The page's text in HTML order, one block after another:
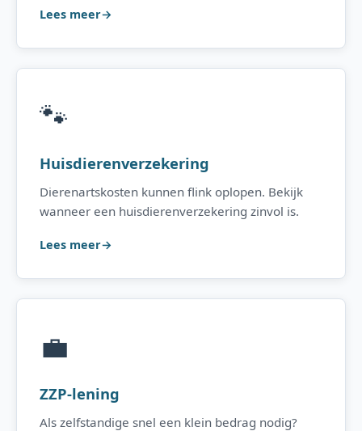
Lees meer
🐾
Huisdierenverzekering
Dierenartskosten kunnen flink oplopen. Bekijk
wanneer een huisdierenverzekering zinvol is.
Lees meer
💼
ZZP-lening
Als zelfstandige snel een klein bedrag nodig?